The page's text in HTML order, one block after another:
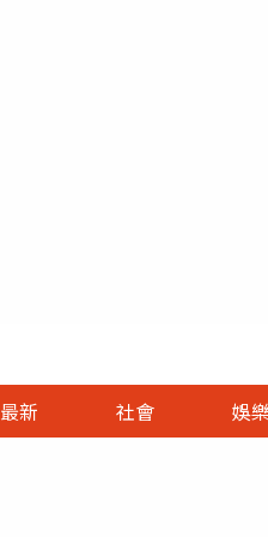
最新 社會 娛樂
娛樂首頁
即時
財經首頁
熱線
政